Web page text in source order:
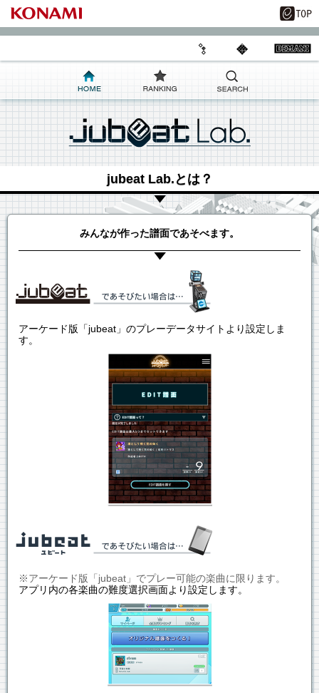
jubeat Lab.とは？
みんなが作った譜面であそべます。
アーケード版「jubeat」のプレーデータサイトより設定しま
す。
※アーケード版「jubeat」でプレー可能の楽曲に限ります。
アプリ内の各楽曲の難度選択画面より設定します。